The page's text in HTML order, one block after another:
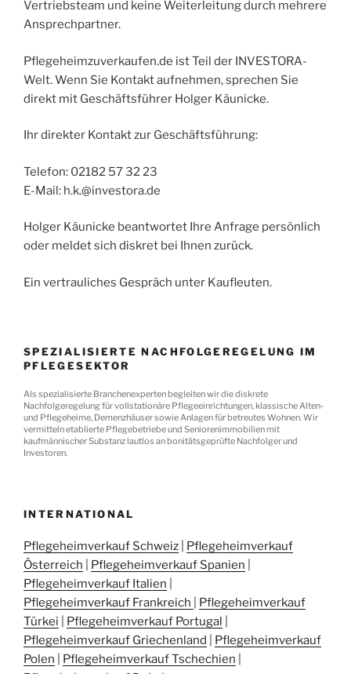
Vertriebsteam und keine Weiterleitung durch mehrere
Ansprechpartner.
Pflegeheimzuverkaufen.de ist Teil der INVESTORA-
Welt. Wenn Sie Kontakt aufnehmen, sprechen Sie
direkt mit Geschäftsführer Holger Käunicke.
Ihr direkter Kontakt zur Geschäftsführung:
Telefon: 02182 57 32 23
E-Mail: h.k.@investora.de
Holger Käunicke beantwortet Ihre Anfrage persönlich
oder meldet sich diskret bei Ihnen zurück.
Ein vertrauliches Gespräch unter Kaufleuten.
SPEZIALISIERTE NACHFOLGEREGELUNG IM
PFLEGESEKTOR
Als spezialisierte Branchenexperten begleiten wir die diskrete
Nachfolgeregelung für vollstationäre Pflegeeinrichtungen, klassische Alten-
und Pflegeheime, Demenzhäuser sowie Anlagen für betreutes Wohnen. Wir
vermitteln etablierte Pflegebetriebe und Seniorenimmobilien mit
kaufmännischer Substanz lautlos an bonitätsgeprüfte Nachfolger und
Investoren.
INTERNATIONAL
Pflegeheimverkauf Schweiz
Pflegeheimverkauf
Österreich
Pflegeheimverkauf Spanien
Pflegeheimverkauf Italien
Pflegeheimverkauf Frankreich
Pflegeheimverkauf
Türkei
Pflegeheimverkauf Portugal
Pflegeheimverkauf Griechenland
Pflegeheimverkauf
Polen
Pflegeheimverkauf Tschechien